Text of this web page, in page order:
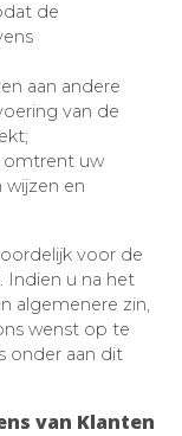
de
aan andere
van de
omtrent uw
wijzen en
voor de
Indien u na het
algemenere zin,
wenst op te
onder aan dit
van Klanten